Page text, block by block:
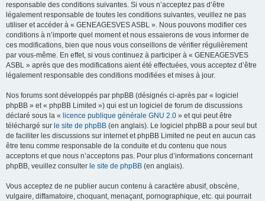
responsable des conditions suivantes. Si vous n’acceptez pas d’être
légalement responsable de toutes les conditions suivantes, veuillez ne pas
utiliser et accéder à « GENEAGESVES ASBL ». Nous pouvons modifier ces
conditions à n’importe quel moment et nous essaierons de vous informer de
ces modifications, bien que nous vous conseillons de vérifier régulièrement
par vous-même. En effet, si vous continuez à participer à « GENEAGESVES
ASBL » après que des modifications aient été effectuées, vous acceptez d’être
légalement responsable des conditions modifiées et mises à jour.
Nos forums sont développés par phpBB (désignés ci-après par « logiciel
phpBB » et « phpBB Limited ») qui est un logiciel de forum de discussions
déclaré sous la « licence publique générale GNU 2.0 » et qui peut être
téléchargé sur le site de phpBB (en anglais). Le logiciel phpBB a pour seul but
de faciliter les discussions sur internet et phpBB Limited ne peut en aucun cas
être tenu comme responsable de la conduite et du contenu que nous
acceptons et que nous n’acceptons pas. Pour plus d’informations concernant
phpBB, veuillez consulter le site de phpBB (en anglais).
Vous acceptez de ne publier aucun contenu à caractère abusif, obscène,
vulgaire, diffamatoire, choquant, menaçant, pornographique, etc. qui pourrait